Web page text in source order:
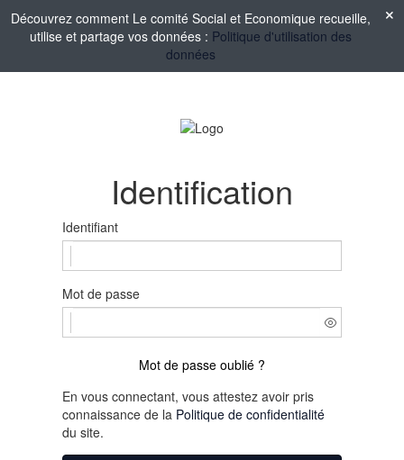
Découvrez comment Le comité Social et Economique recueille,
utilise et partage vos données : Politique d'utilisation des
données
Identification
Identifiant
Mot de passe
Mot de passe oublié ?
En vous connectant, vous attestez avoir pris
connaissance de la Politique de confidentialité
du site.